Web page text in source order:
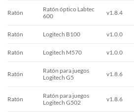
Ratón
Ratón óptico Labtec
600
v1.8.4
Ratón Logitech B100 v1.0.0
Ratón Logitech M570 v1.0.0
Ratón
Ratón para juegos
Logitech G5
v1.8.6
Ratón
Ratón para juegos
Logitech G502
v1.8.6